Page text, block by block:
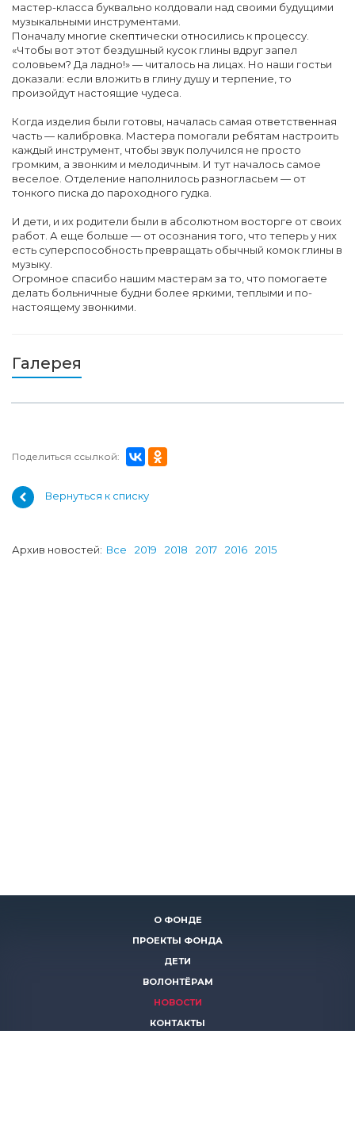
мастер-класса буквально колдовали над своими будущими
музыкальными инструментами.
Поначалу многие скептически относились к процессу.
«Чтобы вот этот бездушный кусок глины вдруг запел
соловьем? Да ладно!» — читалось на лицах. Но наши гостьи
доказали: если вложить в глину душу и терпение, то
произойдут настоящие чудеса.
Когда изделия были готовы, началась самая ответственная
часть — калибровка. Мастера помогали ребятам настроить
каждый инструмент, чтобы звук получился не просто
громким, а звонким и мелодичным. И тут началось самое
веселое. Отделение наполнилось разногласьем — от
тонкого писка до пароходного гудка.
И дети, и их родители были в абсолютном восторге от своих
работ. А еще больше — от осознания того, что теперь у них
есть суперспособность превращать обычный комок глины в
музыку.
Огромное спасибо нашим мастерам за то, что помогаете
делать больничные будни более яркими, теплыми и по-
настоящему звонкими.
Галерея
Поделиться ссылкой:
Вернуться к списку
Архив новостей: Все 2019 2018 2017 2016 2015
О ФОНДЕ
ПРОЕКТЫ ФОНДА
ДЕТИ
ВОЛОНТЁРАМ
НОВОСТИ
КОНТАКТЫ